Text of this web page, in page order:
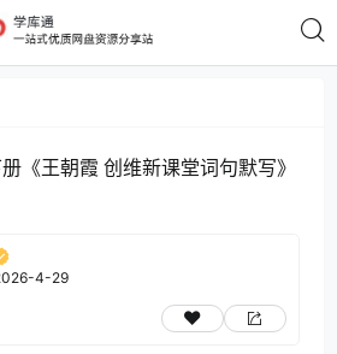
《王朝霞 创维新课堂词句默写》
4-29